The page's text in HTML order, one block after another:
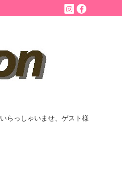
いらっしゃいませ、ゲスト様